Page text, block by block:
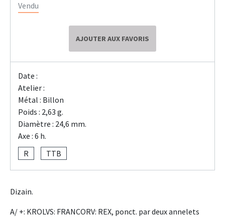
Vendu
AJOUTER AUX FAVORIS
Date :
Atelier :
Métal : Billon
Poids : 2,63 g.
Diamètre : 24,6 mm.
Axe : 6 h.
R
TTB
Dizain.
A/ +: KROLVS: FRANCORV: REX, ponct. par deux annelets